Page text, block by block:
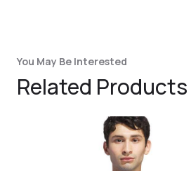
You May Be Interested
Related Products